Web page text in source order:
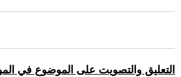
التعليق والتصويت على الموضوع في